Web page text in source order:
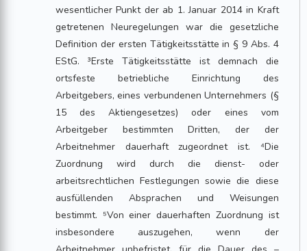
wesentlicher Punkt der ab 1. Januar 2014 in Kraft
getretenen Neuregelungen war die gesetzliche
Definition der ersten Tätigkeitsstätte in § 9 Abs. 4
EStG. ³Erste Tätigkeitsstätte ist demnach die
ortsfeste betriebliche Einrichtung des
Arbeitgebers, eines verbundenen Unternehmers (§
15 des Aktiengesetzes) oder eines vom
Arbeitgeber bestimmten Dritten, der der
Arbeitnehmer dauerhaft zugeordnet ist. ⁴Die
Zuordnung wird durch die dienst- oder
arbeitsrechtlichen Festlegungen sowie die diese
ausfüllenden Absprachen und Weisungen
bestimmt. ⁵Von einer dauerhaften Zuordnung ist
insbesondere auszugehen, wenn der